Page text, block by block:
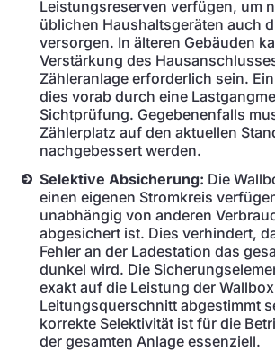
Leistungsreserven verfügen, um
üblichen Haushaltsgeräten auch
versorgen. In älteren Gebäuden
Verstärkung des
Zähleranlage erforderlich sein.
dies vorab durch eine
Sichtprüfung. Gegebenenfalls
Zählerplatz auf den aktuellen
nachgebessert werden.
Selektive Absicherung: Die
einen eigenen Stromkreis
unabhängig von anderen
abgesichert ist. Dies verhindert,
Fehler an der Ladestation das
dunkel wird. Die
exakt auf die Leistung der
Leitungsquerschnitt abgestimmt
korrekte Selektivität ist für die
der gesamten Anlage essenziell.